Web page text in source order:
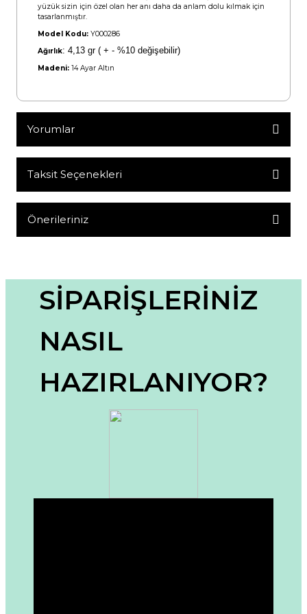
yüzük sizin için özel olan her anı daha da anlam dolu kılmak için
tasarlanmıştır.
Model Kodu: Y000286
Ağırlık: 4,13 gr ( + - %10 değişebilir)
Madeni: 14 Ayar Altın
Yorumlar
Bu ürüne ilk yorumu siz yapın!
Taksit Seçenekleri
Önerileriniz
Görüş ve önerileriniz için teşekkür ederiz.
Ürün resmi kalitesiz, bozuk veya görüntülenemiyor.
Ürün açıklamasında eksik bilgiler bulunuyor.
Ürün fiyatı diğer sitelerden daha pahalı.
Bu ürüne benzer farklı alternatifler olmalı.
SİPARİŞLERİNİZ
NASIL
HAZIRLANIYOR?